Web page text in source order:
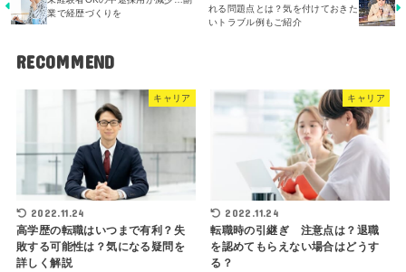
業で経歴づくりを
れる問題点とは？気を付けておきた
いトラブル例もご紹介
RECOMMEND
キャリア
2022.11.24
高学歴の転職はいつまで有利？失
敗する可能性は？気になる疑問を
詳しく解説
キャリア
2022.11.24
転職時の引継ぎ 注意点は？退職
を認めてもらえない場合はどうす
る？